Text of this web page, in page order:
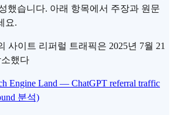
했습니다. 아래 항목에서 주장과 원문
요.
사이트 리퍼럴 트래픽은 2025년 7월 21
소했다
Engine Land — ChatGPT referral traffic
분석)